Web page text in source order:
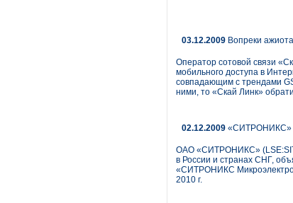
03.12.2009 Вопреки
Оператор сотовой связи
мобильного доступа в
совпадающим с трендами
ними, то «Скай Линк»
02.12.2009 «СИТРОНИКС»
ОАО «СИТРОНИКС»
в России и странах СНГ,
«СИТРОНИКС
2010 г.